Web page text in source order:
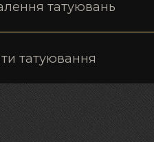
татуювань
татуювання